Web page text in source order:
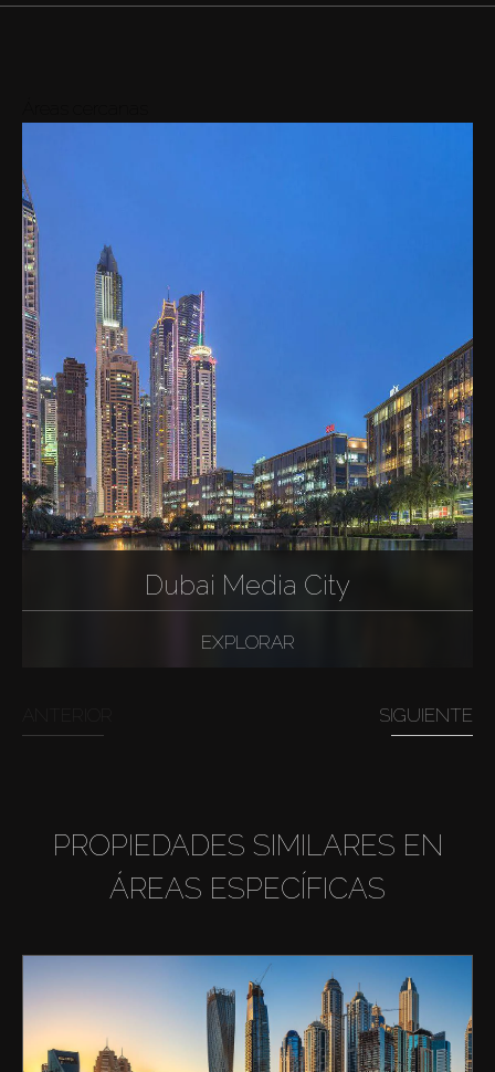
Dubai Media City
EXPLORAR
SIGUIENTE
PROPIEDADES SIMILARES EN
ÁREAS ESPECÍFICAS